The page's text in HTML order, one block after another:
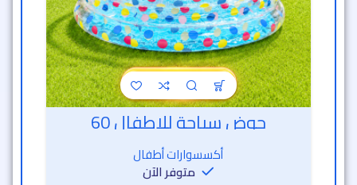
حوض سباحة للاطفال 60
أكسسوارات أطفال
متوفر الآن